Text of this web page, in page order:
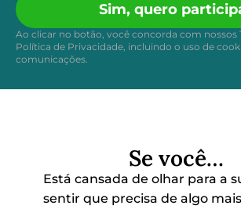
Sim, quero
Ao clicar no botão, você concorda com nossos
Política de Privacidade, incluindo o uso de
comunicações.
Se você…
Está cansada de olhar para a
sentir que precisa de algo